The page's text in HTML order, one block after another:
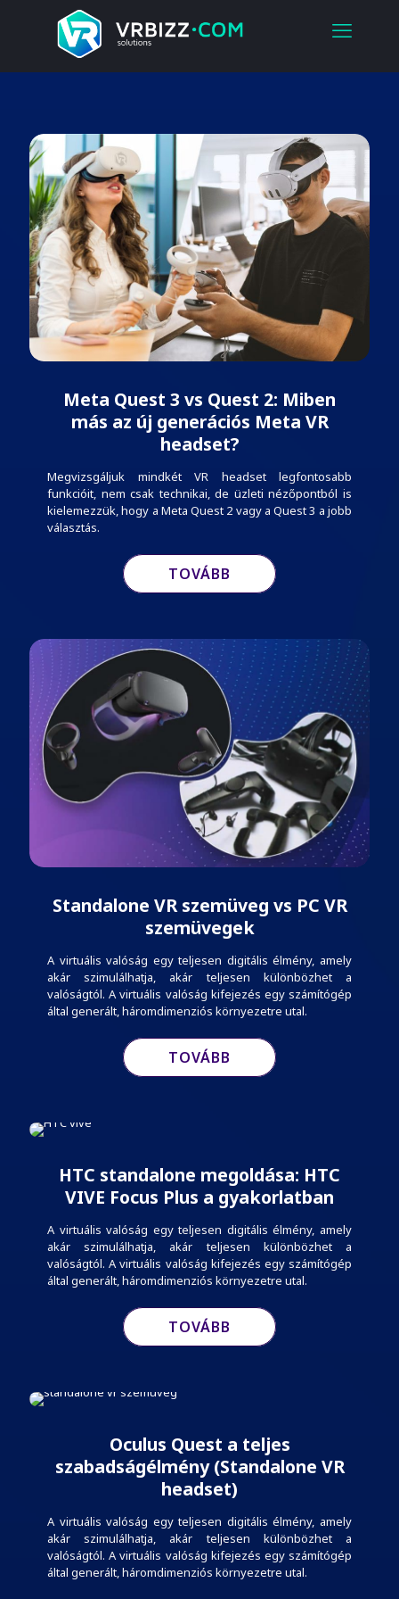
Meta Quest 3 vs Quest 2: Miben
más az új generációs Meta VR
headset?
Megvizsgáljuk mindkét VR headset legfontosabb
funkcióit, nem csak technikai, de üzleti nézőpontból is
kielemezzük, hogy a Meta Quest 2 vagy a Quest 3 a jobb
választás.
TOVÁBB
Standalone VR szemüveg vs PC VR
szemüvegek
A virtuális valóság egy teljesen digitális élmény, amely
akár szimulálhatja, akár teljesen különbözhet a
valóságtól. A virtuális valóság kifejezés egy számítógép
által generált, háromdimenziós környezetre utal.
TOVÁBB
HTC standalone megoldása: HTC
VIVE Focus Plus a gyakorlatban
A virtuális valóság egy teljesen digitális élmény, amely
akár szimulálhatja, akár teljesen különbözhet a
valóságtól. A virtuális valóság kifejezés egy számítógép
által generált, háromdimenziós környezetre utal.
TOVÁBB
Oculus Quest a teljes
szabadságélmény (Standalone VR
headset)
A virtuális valóság egy teljesen digitális élmény, amely
akár szimulálhatja, akár teljesen különbözhet a
valóságtól. A virtuális valóság kifejezés egy számítógép
által generált, háromdimenziós környezetre utal.